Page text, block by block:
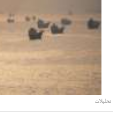
تحليلات